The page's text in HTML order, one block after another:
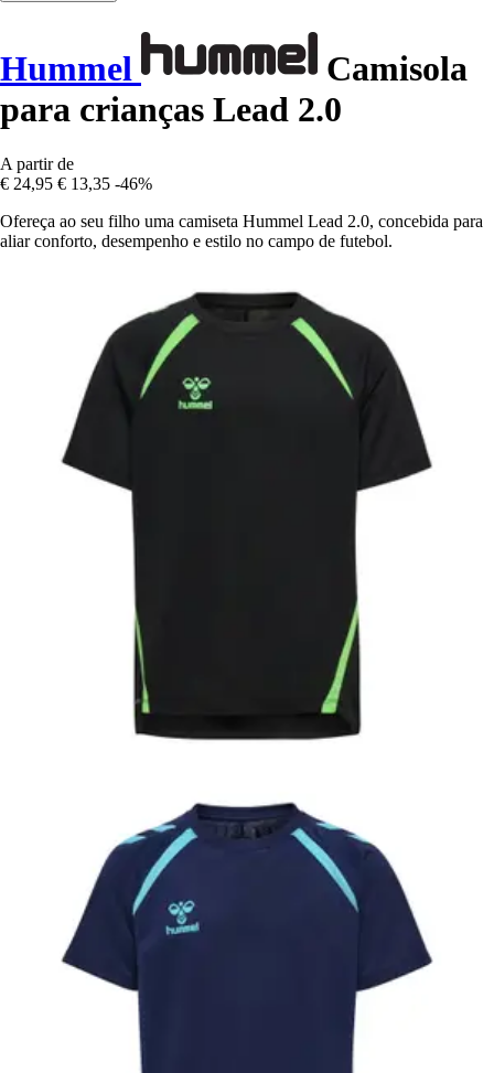
Hummel
Camisola
para crianças Lead 2.0
A partir de
€ 24,95 € 13,35 -46%
Ofereça ao seu filho uma camiseta Hummel Lead 2.0, concebida para
aliar conforto, desempenho e estilo no campo de futebol.